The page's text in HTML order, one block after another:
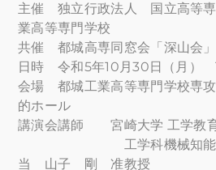
主催 独立行政法人 国立高等
業高等専門学校
共催 都城高専同窓会「深山会」
日時 令和5年10月30日（月）
会場 都城工業高等専門学校専
的ホール
講演会講師 宮崎大学 工学教
工学科機械知能工学
当 山子 剛 准教授
Uターン転職
地元企業求人情
人材バンク登
お問い合わせ